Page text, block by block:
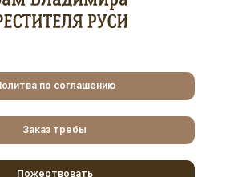
по соглашению
Заказ требы
Пожертвовать